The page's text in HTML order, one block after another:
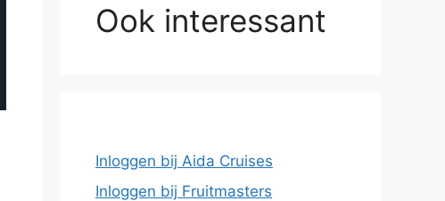
Ook interessant
Inloggen bij Aida Cruises
Inloggen bij Fruitmasters